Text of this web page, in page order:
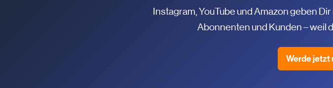
Instagram, YouTube und Amazon geben
Abonnenten und Kunden – weil
Werde jetzt